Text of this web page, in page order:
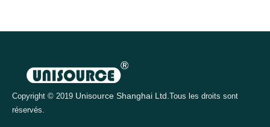
Copyright © 2019 Unisource Shanghai Ltd. Tous les droits sont
réservés.